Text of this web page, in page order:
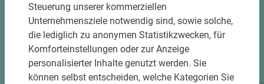
2 weitere Varianten
Steuerung unserer kommerziellen
Unternehmensziele notwendig sind, sowie solche,
die lediglich zu anonymen Statistikzwecken, für
Komforteinstellungen oder zur Anzeige
personalisierter Inhalte genutzt werden. Sie
können selbst entscheiden, welche Kategorien Sie